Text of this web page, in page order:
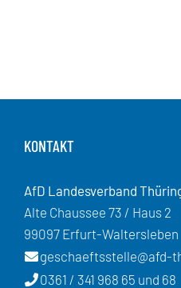
KONTAKT
AfD Landesverband
Alte Chaussee 73 / Haus 2
99097 Erfurt-Waltersleben
geschaeftsstelle@afd-
0361 / 341 968 65 und 68